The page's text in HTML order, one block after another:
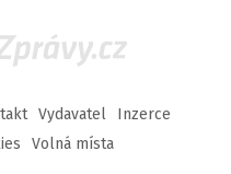
Vydavatel
Inzerce
Volná místa